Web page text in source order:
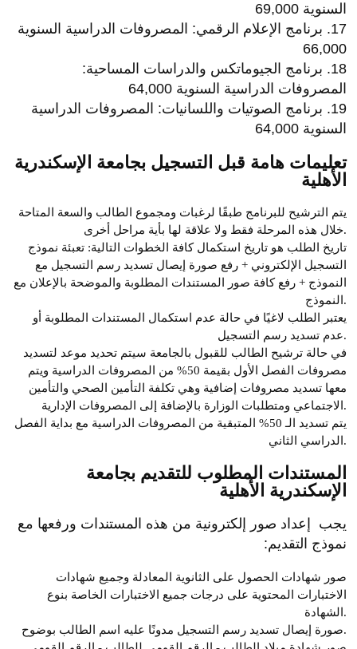
السنوية 69,000
17. برنامج الإعلام الرقمي: المصروفات الدراسية السنوية
66,000
18. برنامج الجيوماتكس والدراسات المساحية:
المصروفات الدراسية السنوية 64,000
19. برنامج الصوتيات واللسانيات: المصروفات الدراسية
السنوية 64,000
تعليمات هامة قبل التسجيل بجامعة الإسكندرية
الأهلية
يتم الترشيح للبرنامج طبقًا لرغبات ومجموع الطالب والسعة المتاحة
خلال هذه المرحلة فقط ولا علاقة لها بأية مراحل أخرى.
تاريخ الطلب هو تاريخ استكمال كافة الخطوات التالية: تعبئة نموذج
التسجيل الإلكتروني + رفع صورة إيصال تسديد رسم التسجيل مع
النموذج + رفع كافة صور المستندات المطلوبة والموضحة بالإعلان مع
النموذج.
يعتبر الطلب لاغيًا في حالة عدم استكمال المستندات المطلوبة أو
عدم تسديد رسم التسجيل.
في حالة ترشيح الطالب للقبول بالجامعة سيتم تحديد موعد لتسديد
مصروفات الفصل الأول بقيمة 50% من المصروفات الدراسية ويتم
معها تسديد مصروفات إضافية وهي تكلفة
التأمين الصحي والتأمين
الاجتماعي ومتطلبات الوزارة بالإضافة إلى المصروفات الإدارية.
يتم تسديد الـ 50% المتبقية من المصروفات الدراسية مع بداية الفصل
الدراسي الثاني.
المستندات المطلوب للتقديم بجامعة
الإسكندرية الأهلية
يجب إعداد صور إلكترونية من هذه المستندات ورفعها مع
نموذج التقديم:
صور شهادات الحصول على الثانوية المعادلة وجميع شهادات
الاختبارات المحتوية على درجات جميع الاختبارات الخاصة بنوع
الشهادة.
صورة إيصال تسديد رسم التسجيل مدونًا عليه اسم الطالب بوضوح.